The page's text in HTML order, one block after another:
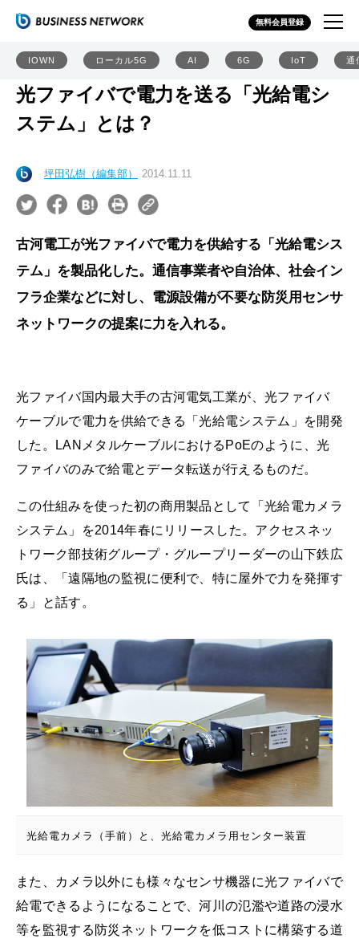
無料会員登録
IOWN ローカル5G AI 6G IoT 通
光ファイバで電力を送る「光給電シ
ステム」とは？
坪田弘樹（編集部） 2014.11.11
古河電工が光ファイバで電力を供給する「光給電シス
テム」を製品化した。通信事業者や自治体、社会イン
フラ企業などに対し、電源設備が不要な防災用センサ
ネットワークの提案に力を入れる。
光ファイバ国内最大手の古河電気工業が、光ファイバ
ケーブルで電力を供給できる「光給電システム」を開発
した。LANメタルケーブルにおけるPoEのように、光
ファイバのみで給電とデータ転送が行えるものだ。
この仕組みを使った初の商用製品として「光給電カメラ
システム」を2014年春にリリースした。アクセスネッ
トワーク部技術グループ・グループリーダーの山下鉄広
氏は、「遠隔地の監視に便利で、特に屋外で力を発揮す
る」と話す。
光給電カメラ（手前）と、光給電カメラ用センター装置
また、カメラ以外にも様々なセンサ機器に光ファイバで
給電できるようになることで、河川の氾濫や道路の浸水
等を監視する防災ネットワークを低コストに構築する道